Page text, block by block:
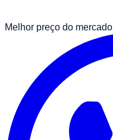
Melhor preço do mercado